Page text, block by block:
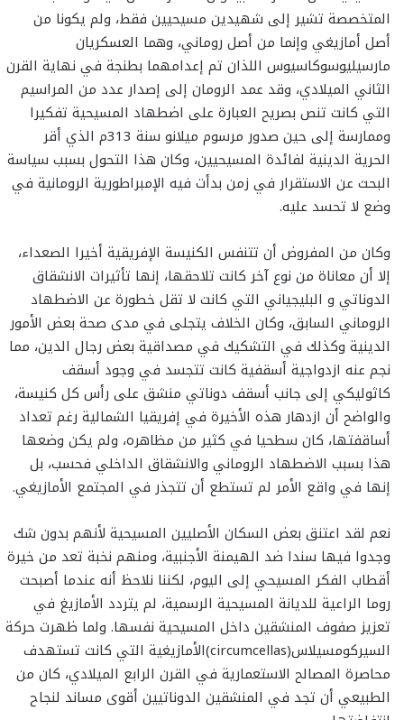
المتخصصة تشير إلى شهيدين مسيحيين فقط، ولم يكونا من
أصل أمازيغي وإنما من أصل روماني، وهما العسكريان
مارسيليوسوكاسيوس اللذان تم إعدامهما بطنجة في نهاية القرن
الثاني الميلادي، وقد عمد الرومان إلى إصدار عدد من المراسيم
التي كانت تنص بصريح العبارة على اضطهاد المسيحية تفكيرا
وممارسة إلى حين صدور مرسوم ميلانو سنة 313م الذي أقر
الحرية الدينية لفائدة المسيحيين، وكان هذا التحول بسبب سياسة
البحث عن الاستقرار في زمن بدأت فيه الإمبراطورية الرومانية في
وضع لا تحسد عليه.
وكان من المفروض أن تتنفس الكنيسة الإفريقية أخيرا الصعداء،
إلا أن معاناة من نوع آخر كانت تلاحقها، إنها تأثيرات الانشقاق
الدوناتي و البليجياني التي كانت لا تقل خطورة عن الاضطهاد
الروماني السابق، وكان الخلاف يتجلى في مدى صحة بعض الأمور
الدينية وكذلك في التشكيك في مصداقية بعض رجال الدين، مما
نجم عنه ازدواجية أسقفية كانت تتجسد في وجود أسقف
كاثوليكي إلى جانب أسقف دوناتي منشق على رأس كل كنيسة،
والواضح أن ازدهار هذه الأخيرة في إفريقيا الشمالية رغم تعداد
أساقفتها، كان سطحيا في كثير من مظاهره، ولم يكن وضعها
هذا بسبب الاضطهاد الروماني والانشقاق الداخلي فحسب، بل
إنها في واقع الأمر لم تستطع أن تتجذر في المجتمع الأمازيغي.
نعم لقد اعتنق بعض السكان الأصليين المسيحية لأنهم بدون شك
وجدوا فيها سندا ضد الهيمنة الأجنبية، ومنهم نخبة تعد من خيرة
أقطاب الفكر المسيحي إلى اليوم، لكننا نلاحظ أنه عندما أصبحت
روما الراعية للديانة المسيحية الرسمية، لم يتردد الأمازيغ في
تعزيز صفوف المنشقين داخل المسيحية نفسها. ولما ظهرت حركة
السيركومسيلاس(circumcellas)الأمازيغية التي كانت تستهدف
محاصرة المصالح الاستعمارية في القرن الرابع الميلادي، كان من
الطبيعي أن تجد في المنشقين الدوناتيين أقوى مساند لنجاح